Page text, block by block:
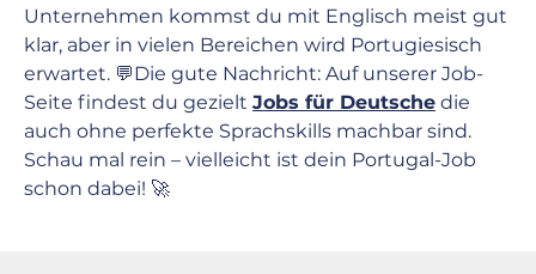
Unternehmen kommst du mit Englisch meist gut
klar, aber in vielen Bereichen wird Portugiesisch
erwartet. 💬Die gute Nachricht: Auf unserer Job-
Seite findest du gezielt Jobs für Deutsche die
auch ohne perfekte Sprachskills machbar sind.
Schau mal rein – vielleicht ist dein Portugal-Job
schon dabei! 🚀